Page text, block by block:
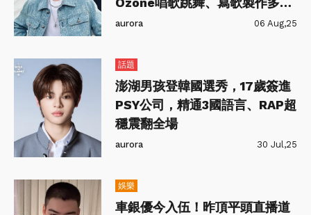
藝！
aurora 06 Aug,25
話題
澎湖男孩登韓國選秀，17歲簽進
PSY公司，精通3國語言、RAP超
穩震翻全場
aurora 30 Jul,25
娛樂
車銀優今入伍！昨頂平頭直播道